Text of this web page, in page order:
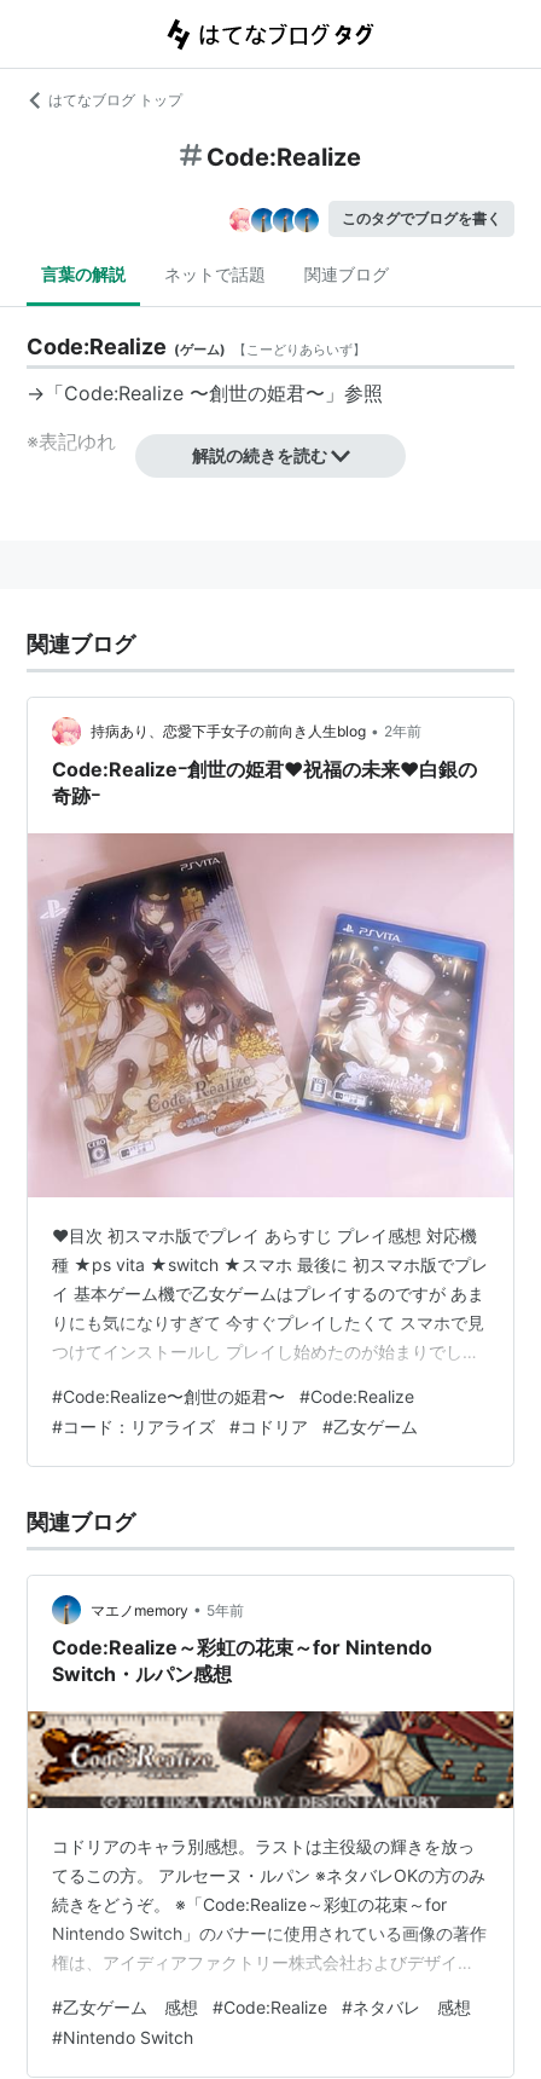
はてなブログ トップ
Code:Realize
このタグでブログを書く
言葉の解説 ネットで話題 関連ブログ
Code:Realize (ゲーム) 【こーどりあらいず】
→「Code:Realize 〜創世の姫君〜 」参照
※表記ゆれ
解説の続きを読む
関連ブログ
持病あり、恋愛下手女子の前向き人生blog • 2年前
Code:Realizeｰ創世の姫君❤祝福の未来❤白銀の
奇跡ｰ
❤目次 初スマホ版でプレイ あらすじ プレイ感想 対応機
種 ★ps vita ★switch ★スマホ 最後に 初スマホ版でプレ
イ 基本ゲーム機で乙女ゲームはプレイするのですが あま
りにも気になりすぎて 今すぐプレイしたくて スマホで見
つけてインストールし プレイし始めたのが始まりでし
ソフトで購入したので vitaかswitchソフトで購入すれば
良かったと 思っています…笑 あらすじ 全身に猛毒を持つ
主人公カルディア 村の皆から怪物として扱われ 虐げられ
る。 そこへ… 泥棒紳士アルセ…
#Code:Realize〜創世の姫君〜 #Code:Realize
#コード：リアライズ #コドリア #乙女ゲーム
関連ブログ
マエノmemory • 5年前
Code:Realize～彩虹の花束～for Nintendo
Switch・ルパン感想
コドリアのキャラ別感想。ラストは主役級の輝きを放っ
てるこの方。 アルセーヌ・ルパン ※ネタバレOKの方のみ
続きをどうぞ。 ※「Code:Realize～彩虹の花束～for
Nintendo Switch」のバナーに使用されている画像の著作
権は、アイディアファクトリー株式会社およびデザイン
#乙女ゲーム 感想 #Code:Realize #ネタバレ 感想
#Nintendo Switch